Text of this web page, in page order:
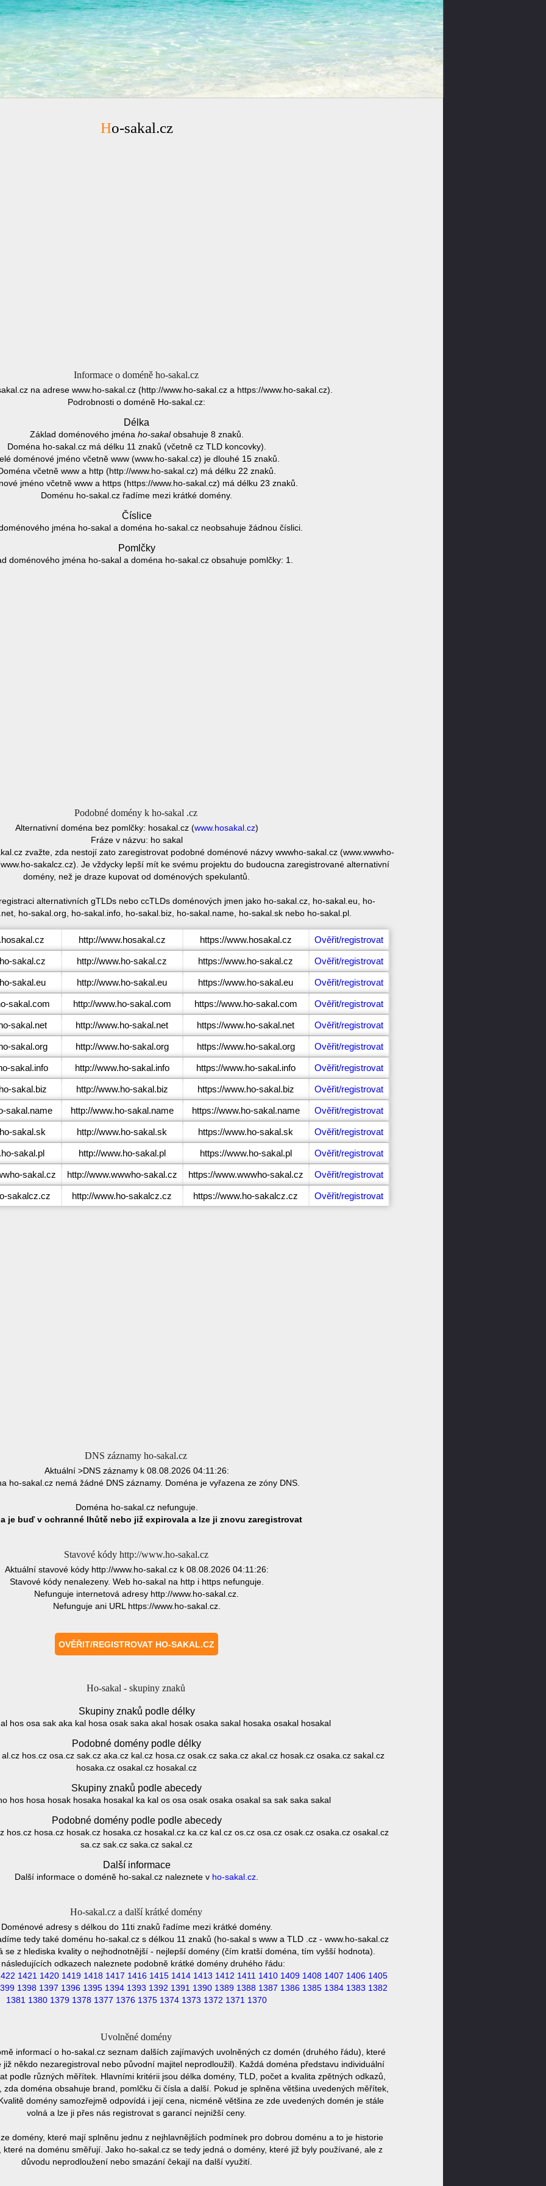
Ho-sakal.cz
Informace o doméně ho-sakal.cz
na adrese www.ho-sakal.cz (http://www.ho-sakal.cz a https://www.ho-sakal.cz).
Podrobnosti o doméně Ho-sakal.cz:
Délka
Základ doménového jména ho-sakalobsahuje 8 znaků.
Doména ho-sakal.cz má délku 11 znaků (včetně cz TLD koncovky).
doménové jméno včetně www (www.ho-sakal.cz) je dlouhé 15 znaků.
včetně www a http (http://www.ho-sakal.cz) má délku 22 znaků.
jméno včetně www a https (https://www.ho-sakal.cz) má délku 23 znaků.
Doménu ho-sakal.cz řadíme mezi krátké domény.
Číslice
jména ho-sakal a doména ho-sakal.cz neobsahuje žádnou číslici.
Pomlčky
doménového jména ho-sakal a doména ho-sakal.cz obsahuje pomlčky: 1.
Podobné domény k ho-sakal .cz
Alternativní doména bez pomlčky: hosakal.cz (www.hosakal.cz)
Fráze v názvu: ho sakal
zvažte, zda nestojí zato zaregistrovat podobné doménové názvy wwwho-sakal.cz (www.wwwho-
sakalcz.cz). Je vždycky lepší mít ke svému projektu do budoucna zaregistrované alternativní
domény, než je draze kupovat od doménových spekulantů.
alternativních gTLDs nebo ccTLDs doménových jmen jako ho-sakal.cz, ho-sakal.eu, ho-
ho-sakal.org, ho-sakal.info, ho-sakal.biz, ho-sakal.name, ho-sakal.sk nebo ho-sakal.pl.
http://www.hosakal.cz https://www.hosakal.cz Ověřit/registrovat
sakal.cz http://www.ho-sakal.cz https://www.ho-sakal.cz Ověřit/registrovat
sakal.eu http://www.ho-sakal.eu https://www.ho-sakal.eu Ověřit/registrovat
sakal.com http://www.ho-sakal.com https://www.ho-sakal.com Ověřit/registrovat
sakal.net http://www.ho-sakal.net https://www.ho-sakal.net Ověřit/registrovat
sakal.org http://www.ho-sakal.org https://www.ho-sakal.org Ověřit/registrovat
sakal.info http://www.ho-sakal.info https://www.ho-sakal.info Ověřit/registrovat
sakal.biz http://www.ho-sakal.biz https://www.ho-sakal.biz Ověřit/registrovat
sakal.name http://www.ho-sakal.name https://www.ho-sakal.name Ověřit/registrovat
sakal.sk http://www.ho-sakal.sk https://www.ho-sakal.sk Ověřit/registrovat
sakal.pl http://www.ho-sakal.pl https://www.ho-sakal.pl Ověřit/registrovat
sakal.cz http://www.wwwho-sakal.cz https://www.wwwho-sakal.cz Ověřit/registrovat
sakalcz.cz http://www.ho-sakalcz.cz https://www.ho-sakalcz.cz Ověřit/registrovat
DNS záznamy ho-sakal.cz
Aktuální >DNS záznamy k 08.08.2026 04:11:26:
ho-sakal.cz nemá žádné DNS záznamy. Doména je vyřazena ze zóny DNS.
Doména ho-sakal.cz nefunguje.
je buď v ochranné lhůtě nebo již expirovala a lze ji znovu zaregistrovat
Stavové kódy http://www.ho-sakal.cz
Aktuální stavové kódy http://www.ho-sakal.cz k 08.08.2026 04:11:26:
Stavové kódy nenalezeny. Web ho-sakal na http i https nefunguje.
Nefunguje internetová adresy http://www.ho-sakal.cz.
Nefunguje ani URL https://www.ho-sakal.cz.
Ho-sakal - skupiny znaků
Skupiny znaků podle délky
hos osa sak aka kal hosa osak saka akal hosak osaka sakal hosaka osakal hosakal
Podobné domény podle délky
hos.cz osa.cz sak.cz aka.cz kal.cz hosa.cz osak.cz saka.cz akal.cz hosak.cz osaka.cz sakal.cz
hosaka.cz osakal.cz hosakal.cz
Skupiny znaků podle abecedy
hos hosa hosak hosaka hosakal ka kal os osa osak osaka osakal sa sak saka sakal
Podobné domény podle podle abecedy
hos.cz hosa.cz hosak.cz hosaka.cz hosakal.cz ka.cz kal.cz os.cz osa.cz osak.cz osaka.cz osakal.cz
sa.cz sak.cz saka.cz sakal.cz
Další informace
Další informace o doméně ho-sakal.cz naleznete v ho-sakal.cz
Ho-sakal.cz a další krátké domény
Doménové adresy s délkou do 11ti znaků řadíme mezi krátké domény.
tedy také doménu ho-sakal.cz s délkou 11 znaků (ho-sakal s www a TLD .cz - www.ho-sakal.cz
se z hlediska kvality o nejhodnotnější - nejlepší domény (čím kratší doména, tím vyšší hodnota).
odkazech naleznete podobně krátké domény druhého řádu:
1421 1420 1419 1418 1417 1416 1415 1414 1413 1412 1411 1410 1409 1408 1407 1406 1405
1398 1397 1396 1395 1394 1393 1392 1391 1390 1389 1388 1387 1386 1385 1384 1383 1382
1381 1380 1379 1378 1377 1376 1375 1374 1373 1372 1371 1370
Uvolněné domény
informací o ho-sakal.cz seznam dalších zajímavých uvolněných cz domén (druhého řádu), které
někdo nezaregistroval nebo původní majitel neprodloužil). Každá doména představu individuální
podle různých měřítek. Hlavními kritérii jsou délka domény, TLD, počet a kvalita zpětných odkazů,
doména obsahuje brand, pomlčku či čísla a další. Pokud je splněna většina uvedených měřítek,
domény samozřejmě odpovídá i její cena, nicméně většina ze zde uvedených domén je stále
volná a lze ji přes nás registrovat s garancí nejnižší ceny.
domény, které mají splněnu jednu z nejhlavnějších podmínek pro dobrou doménu a to je historie
které na doménu směřují. Jako ho-sakal.cz se tedy jedná o domény, které již byly používané, ale z
důvodu neprodloužení nebo smazání čekají na další využití.